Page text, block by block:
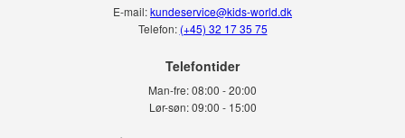
E-mail:kundeservice@kids-world.dk
Telefon: (+45) 32 17 35 75
Telefontider
Man-fre:08:00 - 20:00
Lør-søn: 09:00 - 15:00